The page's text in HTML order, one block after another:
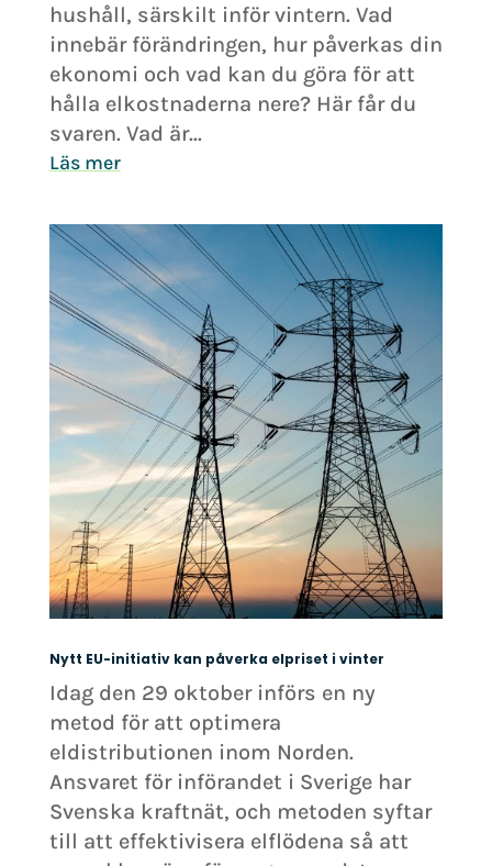
hushåll, särskilt inför vintern. Vad
innebär förändringen, hur påverkas din
ekonomi och vad kan du göra för att
hålla elkostnaderna nere? Här får du
svaren. Vad är...
Läs mer
Nytt EU-initiativ kan påverka elpriset i vinter
Idag den 29 oktober införs en ny
metod för att optimera
eldistributionen inom Norden.
Ansvaret för införandet i Sverige har
Svenska kraftnät, och metoden syftar
till att effektivisera elflödena så att